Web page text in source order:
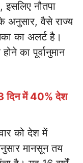
इसलिए नौतपा
अनुसार, वैसे राज्य
का अलर्ट है।
का पूर्वानुमान
दिन में 40% देश
को देश में
मानसून तय